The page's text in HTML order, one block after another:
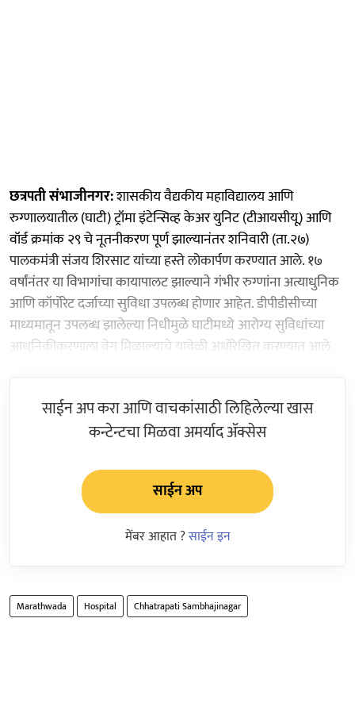
छत्रपती संभाजीनगर:शासकीय वैद्यकीय महाविद्यालय आणि
रुग्णालयातील (घाटी) ट्रॉमा इंटेन्सिव्ह केअर युनिट (टीआयसीयू) आणि
वॉर्ड क्रमांक २९ चे नूतनीकरण पूर्ण झाल्यानंतर शनिवारी (ता.२७)
पालकमंत्री संजय शिरसाट यांच्या हस्ते लोकार्पण करण्यात आले. १७
वर्षांनंतर या विभागांचा कायापालट झाल्याने गंभीर रुग्णांना अत्याधुनिक
आणि कॉर्पोरेट दर्जाच्या सुविधा उपलब्ध होणार आहेत. डीपीडीसीच्या
माध्यमातून उपलब्ध झालेल्या निधीमुळे घाटीमध्ये आरोग्य सुविधांच्या
आधुनिकीकरणाला वेग मिळाल्याचे यावेळी अधोरेखित करण्यात आले.
साईन अप करा आणि वाचकांसाठी लिहिलेल्या खास
कन्टेन्टचा मिळवा अमर्याद ॲक्सेस
साईन अप
मेंबर आहात ?साईन इन
Marathwada Hospital Chhatrapati Sambhajinagar